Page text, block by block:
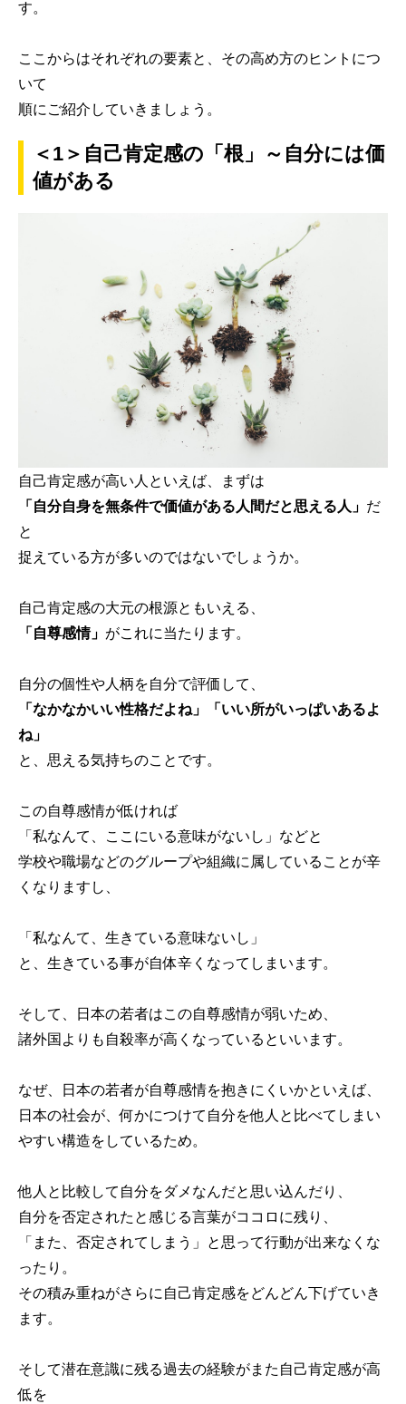
す。
ここからはそれぞれの要素と、その高め方のヒントにつ
いて
順にご紹介していきましょう。
＜1＞自己肯定感の「根」～自分には価
値がある
自己肯定感が高い人といえば、まずは
「自分自身を無条件で価値がある人間だと思える人」 だ
と
捉えている方が多いのではないでしょうか。
自己肯定感の大元の根源ともいえる、
「自尊感情」 がこれに当たります。
自分の個性や人柄を自分で評価して、
「なかなかいい性格だよね」「いい所がいっぱいあるよ
ね」
と、思える気持ちのことです。
この自尊感情が低ければ
「私なんて、ここにいる意味がないし」などと
学校や職場などのグループや組織に属していることが辛
くなりますし、
「私なんて、生きている意味ないし」
と、生きている事が自体辛くなってしまいます。
そして、日本の若者はこの自尊感情が弱いため、
諸外国よりも自殺率が高くなっているといいます。
なぜ、日本の若者が自尊感情を抱きにくいかといえば、
日本の社会が、何かにつけて自分を他人と比べてしまい
やすい構造をしているため。
他人と比較して自分をダメなんだと思い込んだり、
自分を否定されたと感じる言葉がココロに残り、
「また、否定されてしまう」と思って行動が出来なくな
ったり。
その積み重ねがさらに自己肯定感をどんどん下げていき
ます。
そして潜在意識に残る過去の経験がまた自己肯定感が高
低を